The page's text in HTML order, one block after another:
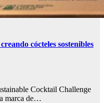
cócteles sostenibles
Cocktail Challenge
marca de…